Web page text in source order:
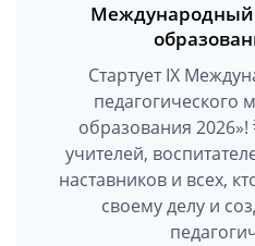
Международный
Стартует IX
педагогического
образования 2026»!
учителей,
наставников и всех,
своему делу и